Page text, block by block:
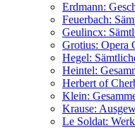
Erdmann:
Feuerbach:
Geulincx:
Grotius: Opera
Hegel:
Heintel:
Herbert of
Klein:
Krause:
Le Soldat: